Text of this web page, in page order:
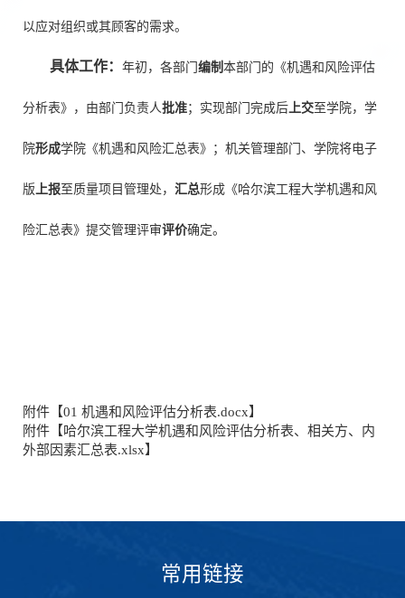
以应对组织或其顾客的需求。
具体工作： 年初，各部门 编制 本部门的《机遇和风险评估
分析表》，由部门负责人批准；实现部门完成后上交至学院，学
院形成学院《机遇和风险汇总表》；机关管理部门、学院将电子
版上报至质量项目管理处， 汇总形成《哈尔滨工程大学机遇和风
险汇总表》提交管理评审评价确定。
附件【01 机遇和风险评估分析表.docx】
附件【哈尔滨工程大学机遇和风险评估分析表、相关方、内
外部因素汇总表.xlsx】
常用链接